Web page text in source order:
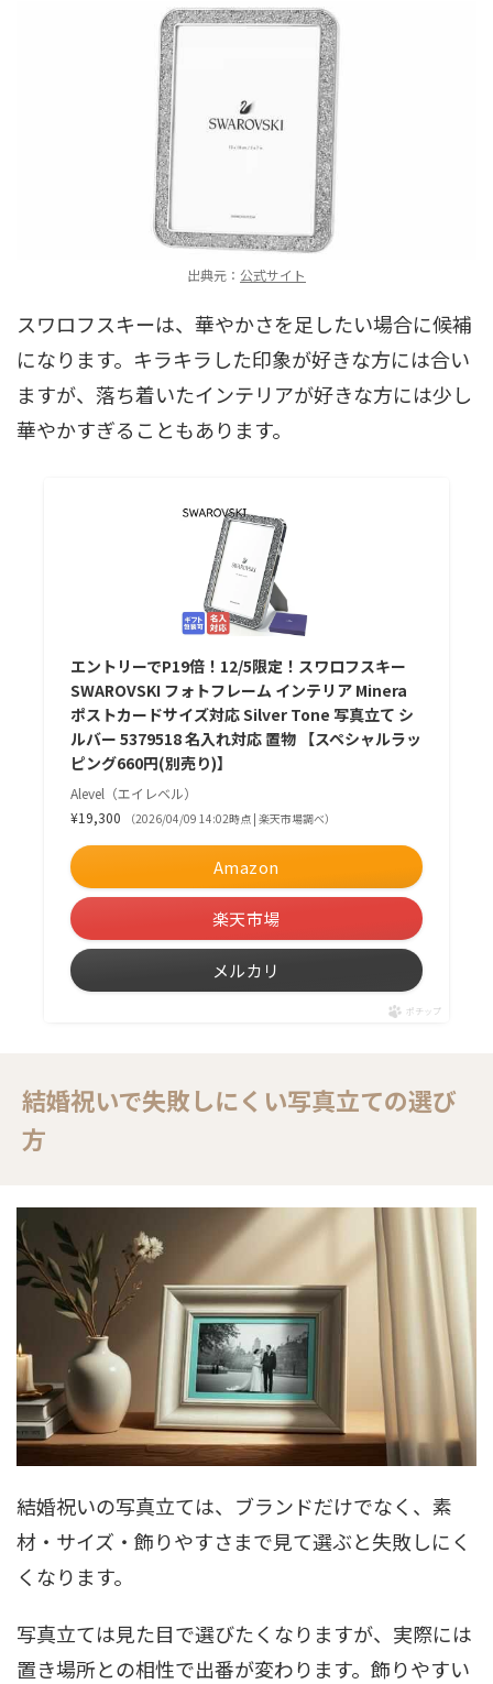
出典元： 公式サイト
スワロフスキーは、華やかさを足したい場合に候補
になります。キラキラした印象が好きな方には合い
ますが、落ち着いたインテリアが好きな方には少し
華やかすぎることもあります。
エントリーでP19倍！12/5限定！スワロフスキー
SWAROVSKI フォトフレーム インテリア Minera
ポストカードサイズ対応 Silver Tone 写真立て シ
ルバー 5379518 名入れ対応 置物 【スペシャルラッ
ピング660円(別売り)】
Alevel（エイレベル）
¥19,300
（2026/04/09 14:02時点 | 楽天市場調べ）
Amazon
楽天市場
メルカリ
ポチップ
結婚祝いで失敗しにくい写真立ての選び
方
結婚祝いの写真立ては、ブランドだけでなく、素
材・サイズ・飾りやすさまで見て選ぶと失敗しにく
くなります。
写真立ては見た目で選びたくなりますが、実際には
置き場所との相性で出番が変わります。飾りやすい